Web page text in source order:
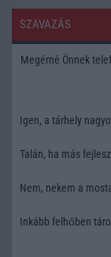
SZAVAZÁS
Megérné Önnek
Igen, a tárhely
Talán, ha más
Nem, nekem a
Inkább felhőben